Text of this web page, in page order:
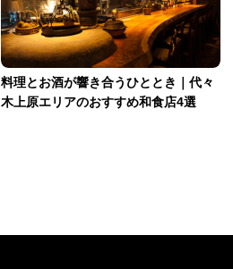
料理とお酒が響き合うひととき｜代々
木上原エリアのおすすめ和食店4選